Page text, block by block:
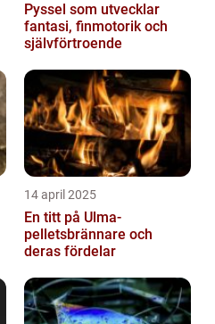
Pyssel som utvecklar
fantasi, finmotorik och
självförtroende
14 april 2025
En titt på Ulma-
pelletsbrännare och
deras fördelar